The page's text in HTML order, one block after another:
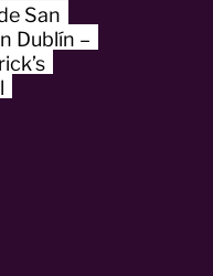
San
Dublín –